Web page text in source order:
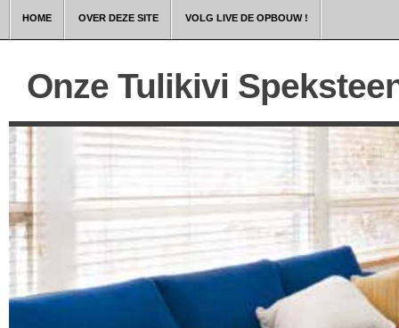
HOME OVER DEZE SITE VOLG LIVE DE OPBOUW !
Onze Tulikivi